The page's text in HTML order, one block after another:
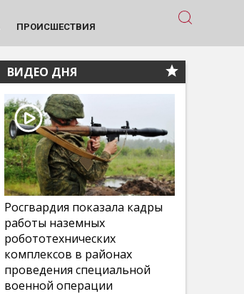
ПРОИСШЕСТВИЯ
ВИДЕО ДНЯ
Росгвардия показала кадры
работы наземных
робототехнических
комплексов в районах
проведения специальной
военной операции